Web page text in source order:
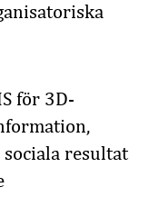
för 3D-
resultat